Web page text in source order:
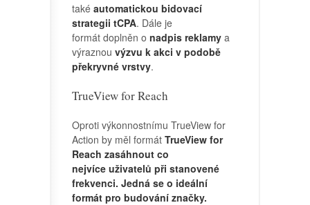
také automatickou bidovací
strategii tCPA. Dále je
formát doplněn o nadpis reklamy a
výraznou výzvu k akci v podobě
překryvné vrstvy.
TrueView for Reach
Oproti výkonnostnímu TrueView for
Action by měl formát TrueView for
Reach zasáhnout co
nejvíce uživatelů při stanovené
frekvenci. Jedná se o ideální
formát pro budování značky.